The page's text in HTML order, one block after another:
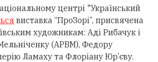
центрі "Український
виставка “ПроЗорі”, присвячена
художникам: Аді Рибачук і
(АРВМ), Федору
Ламаху та Флоріану Юр’єву.